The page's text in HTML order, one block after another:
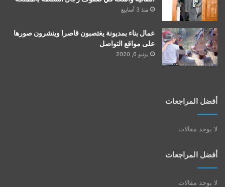
منذ 3 أسابيع
عمال بناء بمديونة يغتصبون قاصرا وينشرون صورها
على مواقع التواصل
يونيو 6, 2020
أفضل المراجعات
لا يوجد مقالات
أفضل المراجعات
لا يوجد مقالات